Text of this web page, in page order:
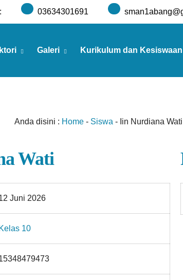
: 03634301691
Galeri Kurikulum dan Kesiswaan
Anda disini : Home- Siswa - Iin Nurdiana Wati
Wati
Juni 2026
Kelas 10